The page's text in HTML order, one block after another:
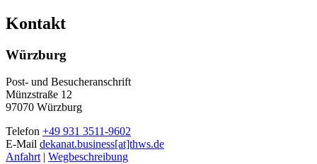
Kontakt
Würzburg
Post- und Besucheranschrift
Münzstraße 12
97070 Würzburg
Telefon +49 931 3511-9602
E-Mail dekanat.business[at]thws.de
Anfahrt | Wegbeschreibung